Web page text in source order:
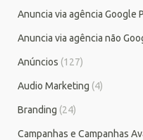
Anuncia via agência Google
Anuncia via agência não
Anúncios (127)
Audio Marketing (4)
Branding (24)
Campanhas e Campanhas